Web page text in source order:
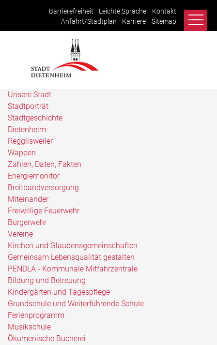
Barrierefreiheit Leichte Sprache
Kontakt
Anfahrt/Stadtplan
Karriere Sitemap
Unsere Stadt
Stadtporträt
Stadtgeschichte
Dietenheim
Regglisweiler
Wappen
Zahlen, Daten, Fakten
Energiemonitor
Breitbandversorgung
Miteinander
Freiwillige Feuerwehr
Bürgerwehr
Vereine
Kirchen und Glaubensgemeinschaften
Gemeinsam Lebensqualität gestalten
PENDLA - Kommunale Mitfahrzentrale
Bildung und Betreuung
Kindergärten und Tagespflege
Grundschule und Weiterführende Schule
Ferienprogramm
Musikschule
Ökumenische Bücherei